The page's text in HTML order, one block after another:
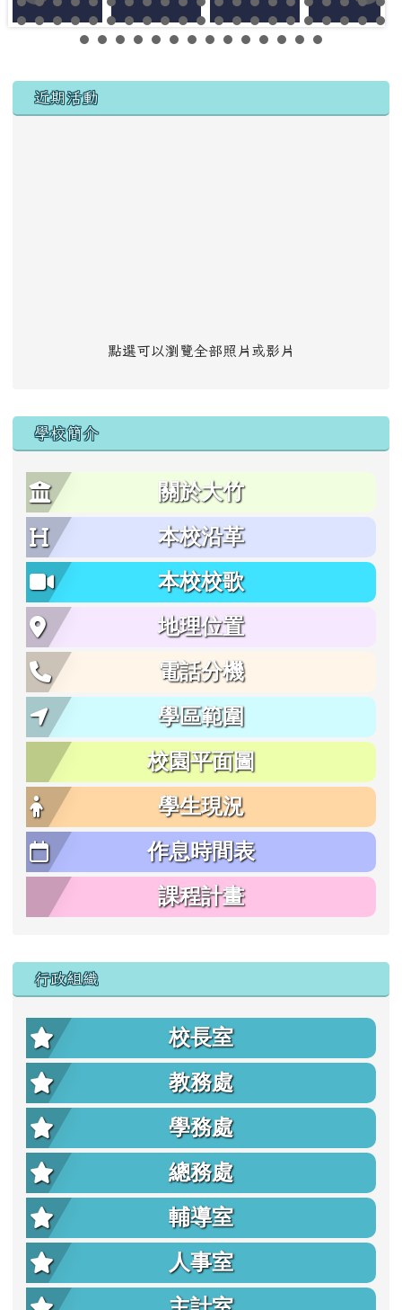
左邊區域內容
近期活動
點選可以瀏覽全部照片或影片
學校簡介
關於大竹
本校沿革
本校校歌
地理位置
電話分機
學區範圍
校園平面圖
學生現況
作息時間表
課程計畫
行政組織
校長室
教務處
學務處
總務處
輔導室
人事室